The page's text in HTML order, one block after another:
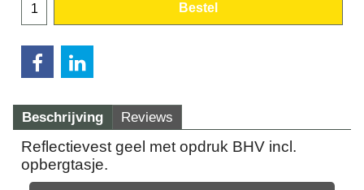
Bestel
Beschrijving Reviews
Reflectievest geel met opdruk BHV incl.
opbergtasje.